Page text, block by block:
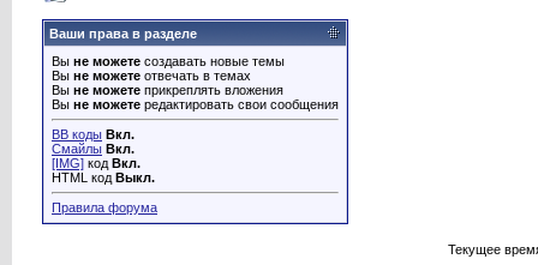
Ваши права в разделе
Вы не можете создавать новые темы
Вы не можете отвечать в темах
Вы не можете прикреплять вложения
Вы не можете редактировать свои сообщения
BB коды Вкл.
Смайлы Вкл.
[IMG] код Вкл.
HTML код Выкл.
Правила форума
Текущее